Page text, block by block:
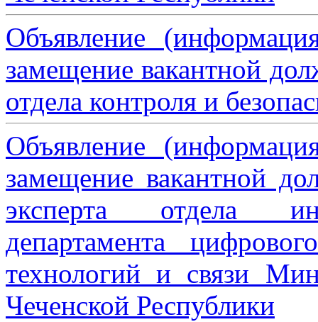
Объявление
замещение вакантной
отдела контроля и
Объявление
замещение вакантной
эксперта отдела
департамента
технологий и связи
Чеченской Республики